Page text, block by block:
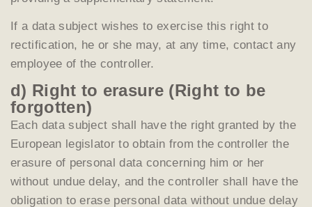
If a data subject wishes to exercise this right to
rectification, he or she may, at any time, contact any
employee of the controller.
d) Right to erasure (Right to be
forgotten)
Each data subject shall have the right granted by the
European legislator to obtain from the controller the
erasure of personal data concerning him or her
without undue delay, and the controller shall have the
obligation to erase personal data without undue delay